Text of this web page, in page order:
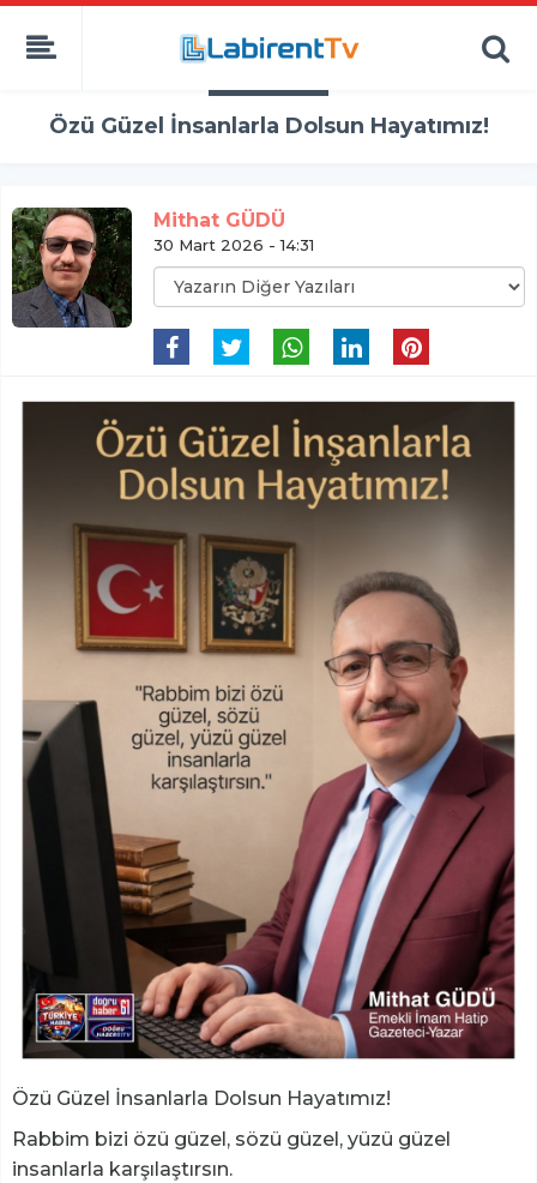
Özü Güzel İnsanlarla Dolsun Hayatımız!
Mithat GÜDÜ
30 Mart 2026 - 14:31
Özü Güzel İnsanlarla Dolsun Hayatımız!
Rabbim bizi özü güzel, sözü güzel, yüzü güzel
insanlarla karşılaştırsın.